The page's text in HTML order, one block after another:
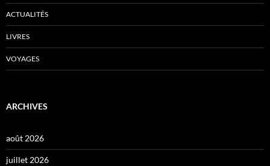
ACTUALITÉS
LIVRES
VOYAGES
ARCHIVES
août 2026
juillet 2026